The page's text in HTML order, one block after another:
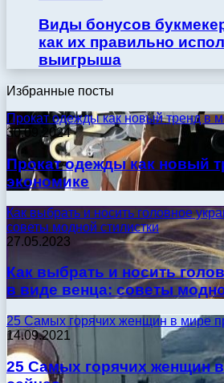
Виды бонусов
как их правильно
выигрыша
Избранные посты
Прокат одежды как новый тренд в
30.09.2024
Прокат одежды как новый
экономике
Как выбрать и носить головное
советы модной стилистки
27.05.2023
Как выбрать и носить
в виде венца: советы
25 Самых горячих женщин в мире
14.09.2021
25 Самых горячих женщин